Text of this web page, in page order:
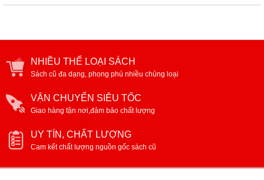
NHIỀU THỂ LOẠI SÁCH
Sách cũ đa dạng, phong phú nhiều chủng loại
VẬN CHUYỂN SIÊU TỐC
Giao hàng tận nơi,đảm bảo chất lượng
UY TÍN, CHẤT LƯỢNG
Cam kết chất lượng nguồn gốc sách cũ